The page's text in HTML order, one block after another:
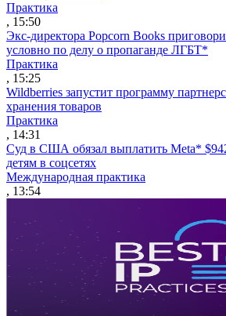
Практика
, 15:50
Экс-директора Popcorn Books
условно по делу о пропаганде ЛГБТ*
Практика
, 15:25
Wildberries запустит программу
хранения товаров
Практика
, 14:31
Суд в США обязал выплатить Meta*
детям в соцсетях
Международная практика
, 13:54